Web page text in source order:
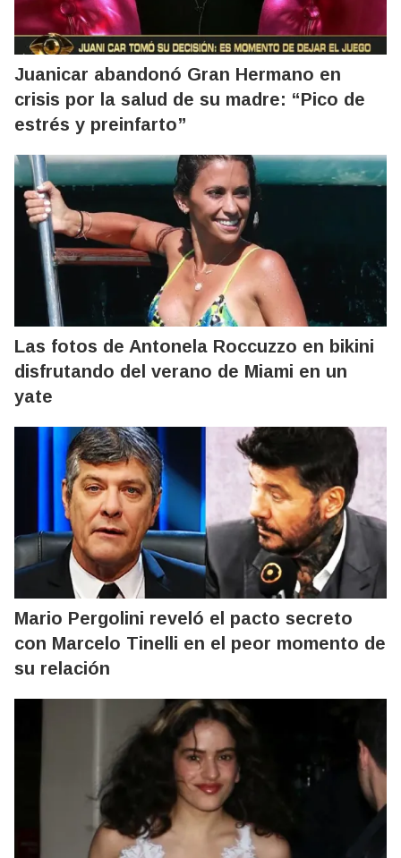
Juanicar abandonó Gran Hermano en
crisis por la salud de su madre: “Pico de
estrés y preinfarto”
Las fotos de Antonela Roccuzzo en bikini
disfrutando del verano de Miami en un
yate
Mario Pergolini reveló el pacto secreto
con Marcelo Tinelli en el peor momento de
su relación